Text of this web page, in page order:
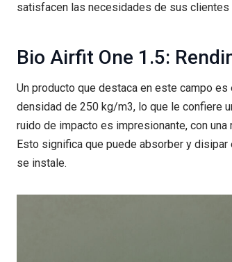
satisfacen las necesidades de sus
Bio Airfit One 1.5:
Un producto que destaca en este campo
densidad de 250 kg/m3, lo que le confiere
ruido de impacto es impresionante, con
Esto significa que puede absorber y
se instale.